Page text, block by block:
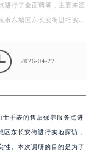
进行了全面调研，主要来源
市东城区东长安街进行实…
2026-04-22
士手表的售后保养服务点进
东长安街进行实地探访，
性。本次调研的目的是为了